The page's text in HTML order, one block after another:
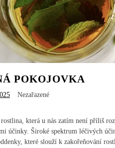
POKOJOVKA
Nezařazené
která u nás zatím není příliš
účinky. Široké spektrum léčivých
které slouží k zakořeňování